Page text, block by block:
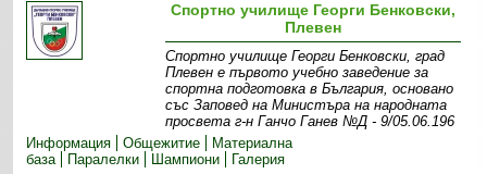
Спортно училище Георги Бенковски,
Плевен
Спортно училище Георги Бенковски, град
Плевен е първото учебно заведение за
спортна подготовка в България, основано
със Заповед на Министъра на народната
просвета г-н Ганчо Ганев №Д - 9/05.06.196
Информация
Общежитие
Материална
база
Паралелки Шампиони Галерия